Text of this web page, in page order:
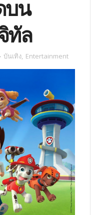
บน
ทัล
บันเทิง, Entertainment